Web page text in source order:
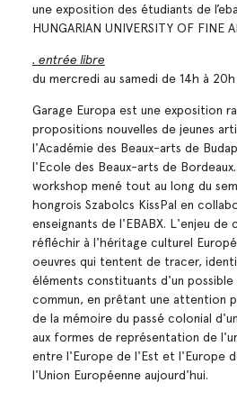
une exposition des étudiants de
HUNGARIAN UNIVERSITY OF FINE
. entrée libre
du mercredi au samedi de 14h
Garage Europa est une exposition
propositions nouvelles de jeunes
l'Académie des Beaux-arts de
l'Ecole des Beaux-arts de
workshop mené tout au long du
hongrois Szabolcs KissPal en
enseignants de l'EBABX. L'enjeu
réfléchir à l'héritage culturel
oeuvres qui tentent de tracer,
éléments constituants d'un
commun, en prêtant une attention
de la mémoire du passé colonial
aux formes de représentation de
entre l'Europe de l'Est et l'Europe
l'Union Européenne aujourd'hui.